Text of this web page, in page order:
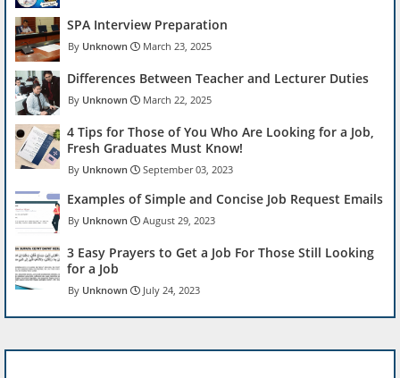
SPA Interview Preparation
Unknown March 23, 2025
Differences Between Teacher and Lecturer Duties
Unknown March 22, 2025
4 Tips for Those of You Who Are Looking for a Job,
Fresh Graduates Must Know!
Unknown September 03, 2023
Examples of Simple and Concise Job Request Emails
Unknown August 29, 2023
3 Easy Prayers to Get a Job For Those Still Looking
for a Job
Unknown July 24, 2023